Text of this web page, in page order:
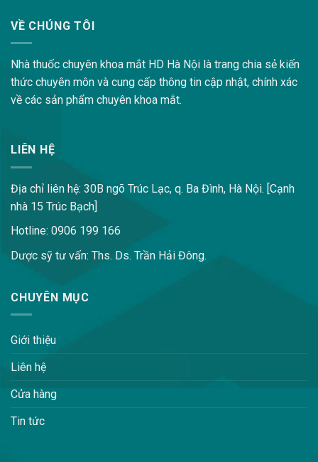
VỀ CHÚNG TÔI
Nhà thuốc chuyên khoa mắt HD Hà Nội là trang chia sẻ kiến
thức chuyên môn và cung cấp thông tin cập nhật, chính xác
về các sản phẩm chuyên khoa mắt.
LIÊN HỆ
Địa chỉ liên hệ: 30B ngõ Trúc Lạc, q. Ba Đình, Hà Nội. [Cạnh
nhà 15 Trúc Bạch]
Hotline: 0906 199 166
Dược sỹ tư vấn: Ths. Ds. Trần Hải Đông.
CHUYÊN MỤC
Giới thiệu
Liên hệ
Cửa hàng
Tin tức